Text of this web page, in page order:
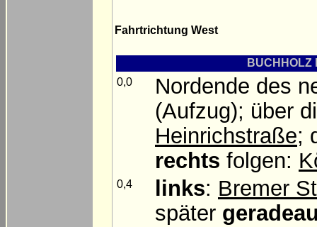
Fahrtrichtung West
BUCHHOLZ
0,0
Nordende des
(Aufzug); über
Heinrichstraße;
rechts folgen:
0,4 links: Bremer
später